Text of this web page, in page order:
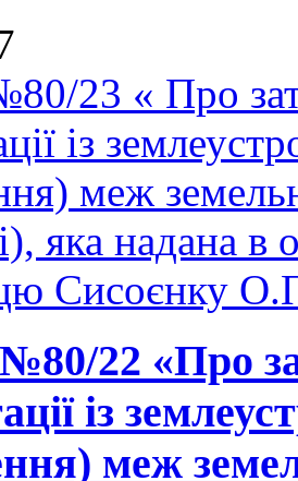
23 « Про
із
меж
яка надана в
Сисоєнку
22 «Про
із
меж